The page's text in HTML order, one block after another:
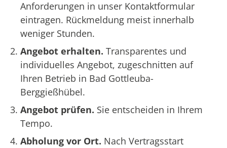
Anforderungen in unser Kontaktformular
eintragen. Rückmeldung meist innerhalb
weniger Stunden.
Angebot erhalten. Transparentes und
individuelles Angebot, zugeschnitten auf
Ihren Betrieb in Bad Gottleuba-
Berggießhübel.
Angebot prüfen. Sie entscheiden in Ihrem
Tempo.
Abholung vor Ort. Nach Vertragsstart